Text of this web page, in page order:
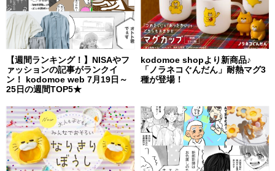
【週間ランキング！】NISAやフ
ァッションの記事がランクイ
ン！ kodomoe web 7月19日～
25日の週間TOP5★
kodomoe shopより新商品♪
「ノラネコぐんだん」耐熱マグ3
種が登場！